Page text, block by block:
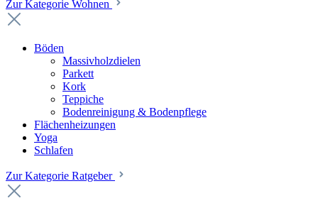
Zur Kategorie Wohnen
Böden
Massivholzdielen
Parkett
Kork
Teppiche
Bodenreinigung & Bodenpflege
Flächenheizungen
Yoga
Schlafen
Zur Kategorie Ratgeber